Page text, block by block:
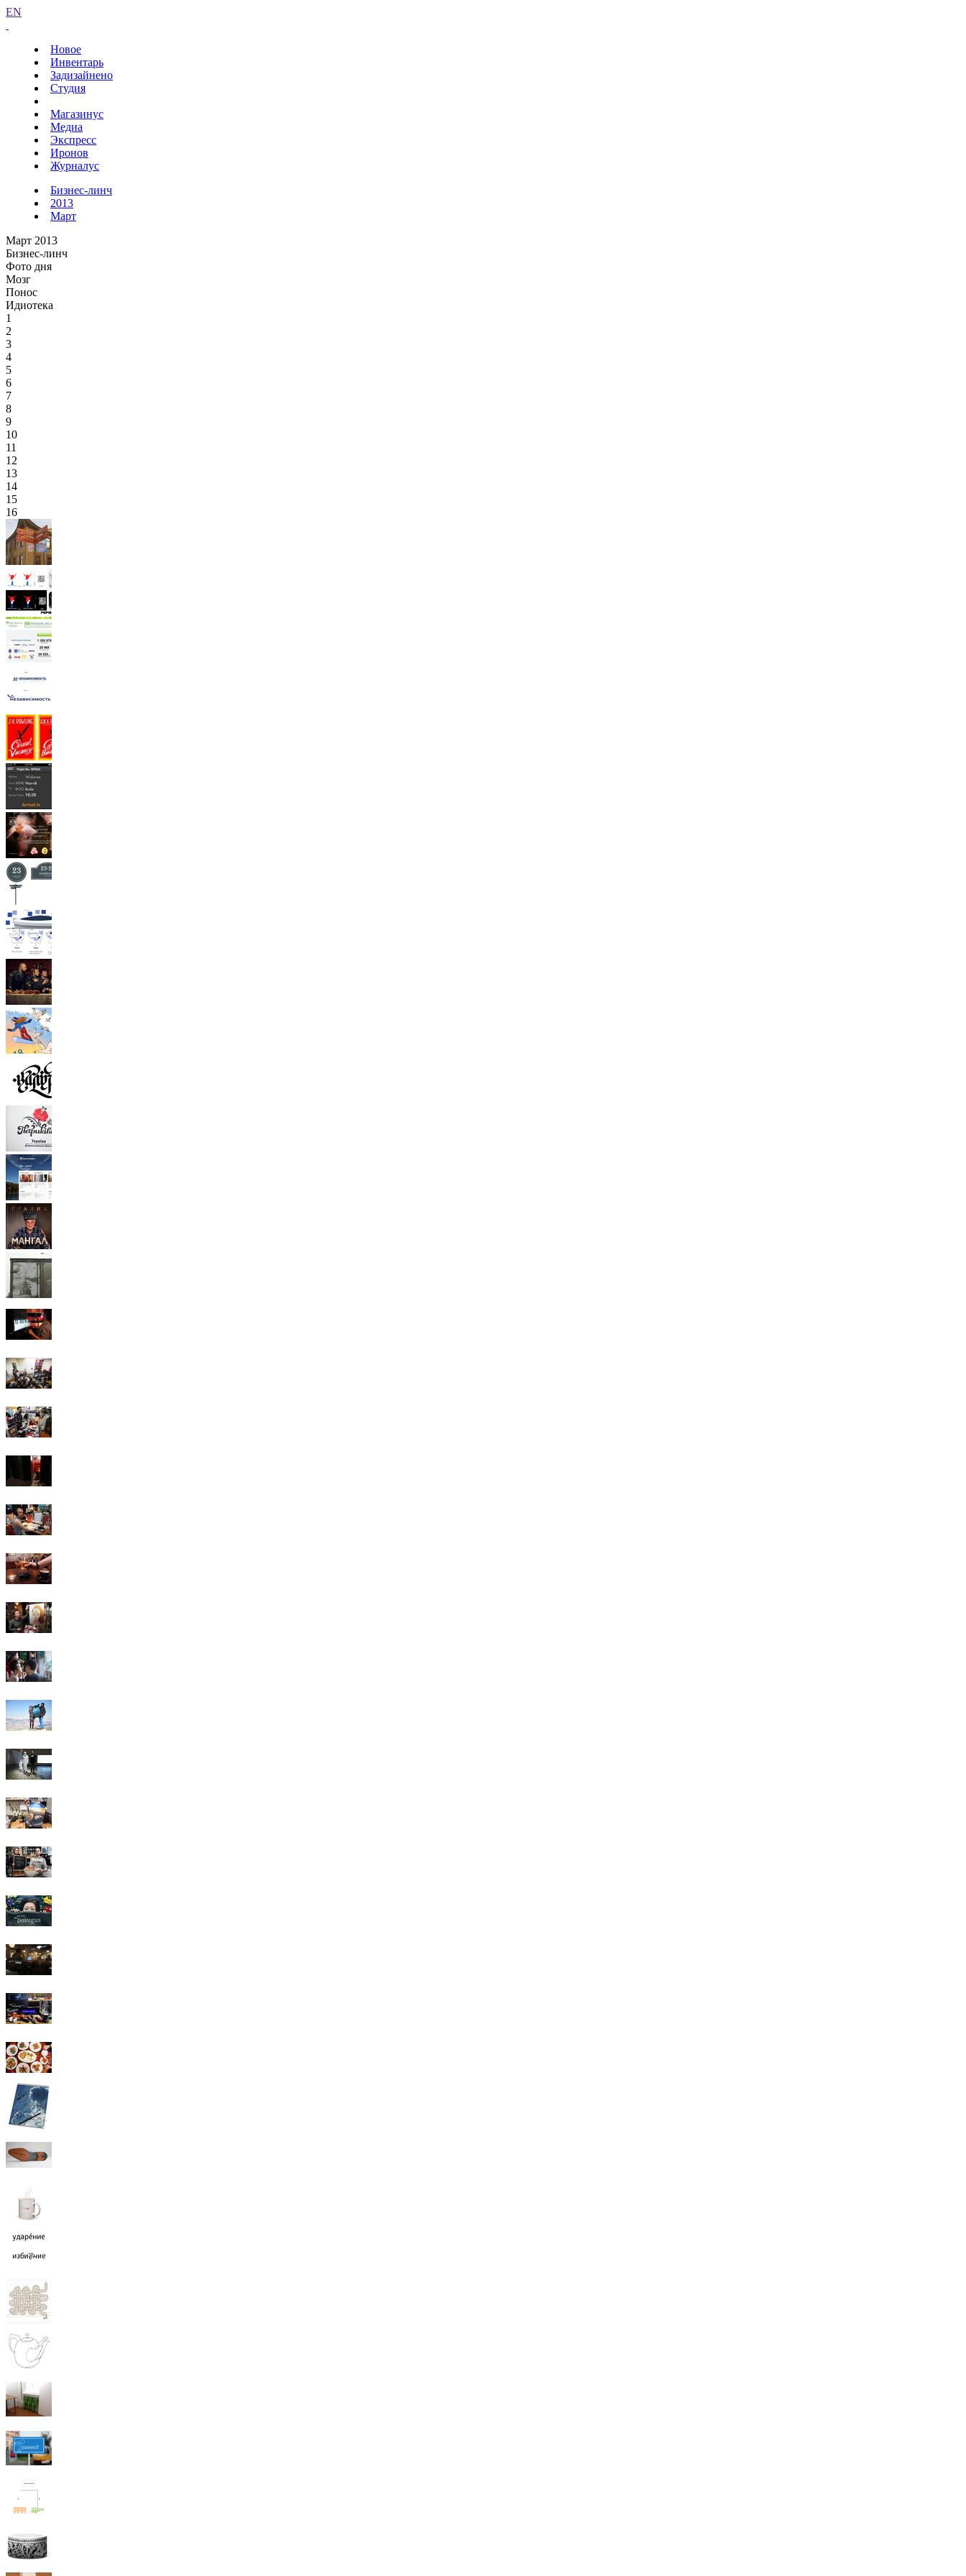
EN
Новое
Инвентарь
Задизайнено
Студия
Магазинус
Медиа
Экспресс
Иронов
Журналус
Бизнес-линч
2013
Март
Март 2013
Бизнес-линч
Фото дня
Мозг
Понос
Идиотека
1
2
3
4
5
6
7
8
9
10
11
12
13
14
15
16